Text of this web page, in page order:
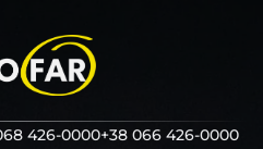
426-0000+38 066 426-0000